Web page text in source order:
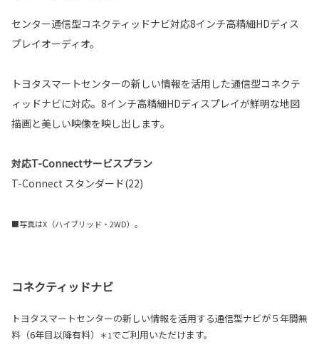
センター通信型コネクティッドナビ対応8インチ高精細HDディス
プレイオーディオ。
トヨタスマートセンターの新しい情報を活用した通信型コネクテ
ィッドナビに対応。8インチ高精細HDディスプレイが鮮明な地図
描画と美しい映像を映し出します。
対応T-Connectサービスプラン
T-Connect スタンダード(22)
■写真はX（ハイブリッド・2WD）。
コネクティッドナビ
トヨタスマートセンターの新しい情報を活用する通信型ナビが５年間無
料（6年目以降有料）
＊1でご利用いただけます。